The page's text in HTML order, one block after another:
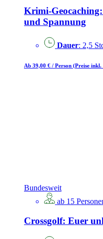
Krimi-
und Spannung
Dauer: 2,5
Ab 39,00 € / Person (Preise inkl.
Bundesweit
ab 15
Crossgolf: Euer